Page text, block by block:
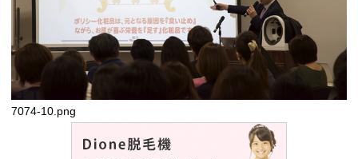
7074-10.png